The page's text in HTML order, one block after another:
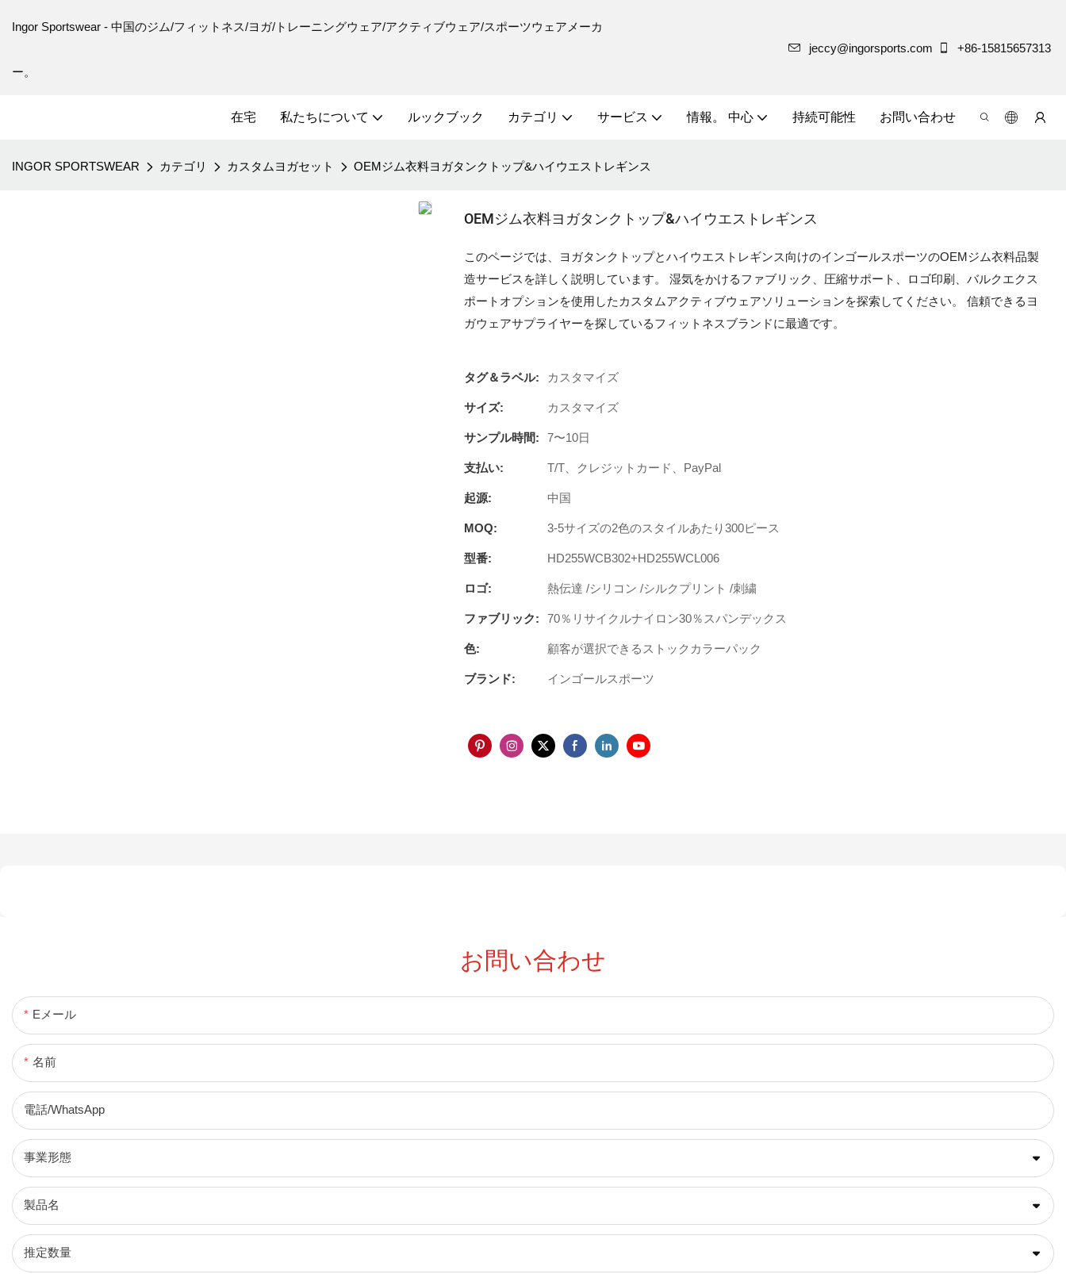
Ingor Sportswear - 中国のジム/フィットネス/ヨガ/トレーニングウェア/アクティブウェア/スポーツウェアメーカ
ー。
jeccy@ingorsports.com +86-15815657313
在宅 私たちについて ルックブック カテゴリ サービス 情報。 中心 持続可能性 お問い合わせ
INGOR SPORTSWEAR カテゴリ カスタムヨガセット OEMジム衣料ヨガタンクトップ&ハイウエストレギンス
OEMジム衣料ヨガタンクトップ&ハイウエストレギンス
このページでは、ヨガタンクトップとハイウエストレギンス向けのインゴールスポーツのOEMジム衣料品製
造サービスを詳しく説明しています。 湿気をかけるファブリック、圧縮サポート、ロゴ印刷、バルクエクス
ポートオプションを使用したカスタムアクティブウェアソリューションを探索してください。 信頼できるヨ
ガウェアサプライヤーを探しているフィットネスブランドに最適です。
タグ＆ラベル: カスタマイズ
サイズ: カスタマイズ
サンプル時間: 7〜10日
支払い: T/T、クレジットカード、PayPal
起源: 中国
MOQ: 3-5サイズの2色のスタイルあたり300ピース
型番: HD255WCB302+HD255WCL006
ロゴ: 熱伝達 /シリコン /シルクプリント /刺繍
ファブリック: 70％リサイクルナイロン30％スパンデックス
色: 顧客が選択できるストックカラーパック
ブランド: インゴールスポーツ
お問い合わせ
Eメール
名前
電話/WhatsApp
事業形態
製品名
推定数量